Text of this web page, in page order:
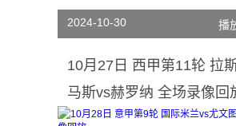
2024-10-30 播
10月27日 西甲第11轮 拉
马斯vs赫罗纳 全场录像回